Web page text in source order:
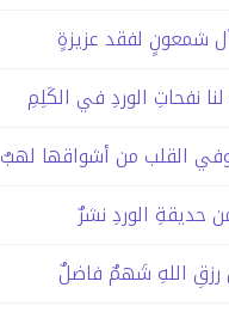
شمعونٍ لفقد عزيزةٍ
نفحاتِ الوردِ في الكَلِمِ
القلب من أشواقها لهبٌ
حديقةِ الوردِ نشرٌ
رزقِ اللهِ شَهمٌ فاضلٌ